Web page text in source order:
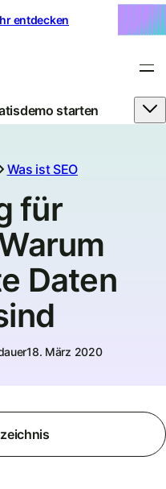
entdecken
starten
Was ist SEO
für
Daten
18. März 2020